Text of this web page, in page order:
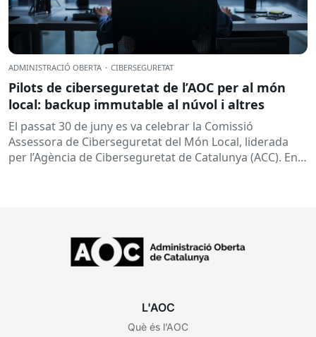
ADMINISTRACIÓ OBERTA · CIBERSEGURETAT
Pilots de ciberseguretat de l’AOC per al món
local: backup immutable al núvol i altres
El passat 30 de juny es va celebrar la Comissió
Assessora de Ciberseguretat del Món Local, liderada
per l’Agència de Ciberseguretat de Catalunya (ACC). En
L'AOC
Què és l’AOC